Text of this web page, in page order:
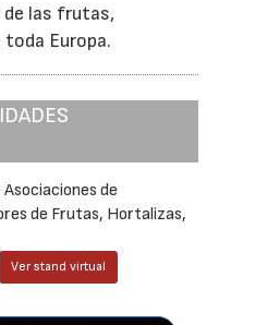
las frutas,
Europa.
de
de Frutas, Hortalizas,
Ver stand virtual